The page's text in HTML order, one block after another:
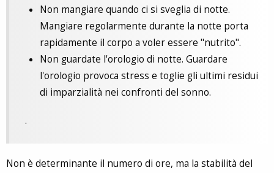
Non mangiare quando ci si sveglia di notte.
Mangiare regolarmente durante la notte porta
rapidamente il corpo a voler essere "nutrito".
Non guardate l'orologio di notte. Guardare
l'orologio provoca stress e toglie gli ultimi residui
di imparzialità nei confronti del sonno.
.
Non è determinante il numero di ore, ma la stabilità del